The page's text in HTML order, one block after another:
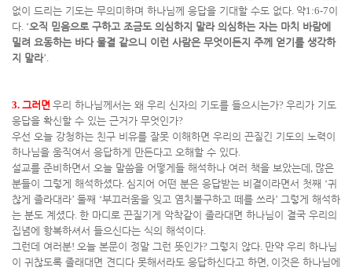
없이 드리는 기도는 무의미하며 하나님께 응답을 기대할 수도 없다. 약1:6-7이
다. ‘오직 믿음으로 구하고 조금도 의심하지 말라 의심하는 자는 마치 바람에
밀려 요동하는 바다 물결 같으니 이런 사람은 무엇이든지 주께 얻기를 생각하
지 말라’.
3. 그러면 우리 하나님께서는 왜 우리 신자의 기도를 들으시는가? 우리가 기도
응답을 확신할 수 있는 근거가 무엇인가?
우선 오늘 강청하는 친구 비유를 잘못 이해하면 우리의 끈질긴 기도의 노력이
하나님을 움직여서 응답하게 만든다고 오해할 수 있다.
설교를 준비하면서 오늘 말씀을 어떻게들 해석하나 여러 책을 보았는데 , 많은
분들이 그렇게 해석하셨다. 심지어 어떤 분은 응답받는 비결이라면서 첫째 ‘귀
찮게 졸라대라’ 둘째 ‘부끄러움을 잊고 염치불구하고 떼를 쓰라’ 그렇게 해석하
는 분도 계셨다. 한 마디로 끈질기게 악착같이 졸라대면 하나님이 결국 우리의
집념에 항복하셔서 들으신다는 식의 해석이다.
그런데 여러분! 오늘 본문이 정말 그런 뜻인가? 그렇지 않다. 만약 우리 하나님
이 귀찮도록 졸래대면 견디다 못해서라도 응답하신다고 하면, 이것은 하나님에